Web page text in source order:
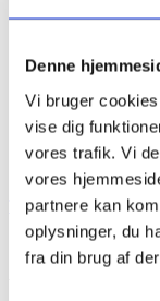
Denne
Vi bruger
vise dig
vores trafik. Vi
vores
partnere kan
oplysninger, du
fra din brug af
TILBAGE TIL
At kunne